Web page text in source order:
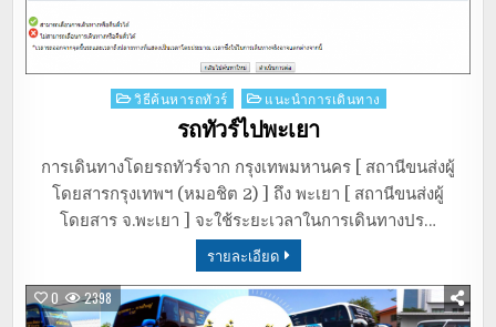
Posted
วิธีค้นหารถทัวร์ แนะนำการเดินทาง
รถทัวร์ไปพะเยา
การเดินทางโดยรถทัวร์จาก กรุงเทพมหานคร [ สถานีขนส่งผู้
โดยสารกรุงเทพฯ (หมอชิต 2) ] ถึง พะเยา [ สถานีขนส่งผู้
โดยสาร จ.พะเยา ] จะใช้ระยะเวลาในการเดินทางปร…
รายละเอียด
0 2398